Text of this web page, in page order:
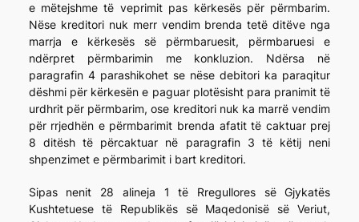
e mëtejshme të veprimit pas kërkesës për përmbarim.
Nëse kreditori nuk merr vendim brenda tetë ditëve nga
marrja e kërkesës së përmbaruesit, përmbaruesi e
ndërpret përmbarimin me konkluzion. Ndërsa në
paragrafin 4 parashikohet se nëse debitori ka paraqitur
dëshmi për kërkesën e paguar plotësisht para pranimit të
urdhrit për përmbarim, ose kreditori nuk ka marrë vendim
për rrjedhën e përmbarimit brenda afatit të caktuar prej
8 ditësh të përcaktuar në paragrafin 3 të këtij neni
shpenzimet e përmbarimit i bart kreditori.
Sipas nenit 28 alineja 1 të Rregullores së Gjykatës
Kushtetuese të Republikës së Maqedonisë së Veriut,